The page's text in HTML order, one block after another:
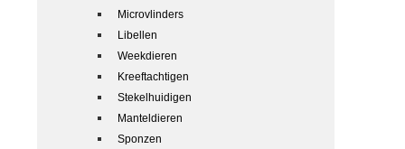
Microvlinders
Libellen
Weekdieren
Kreeftachtigen
Stekelhuidigen
Manteldieren
Sponzen